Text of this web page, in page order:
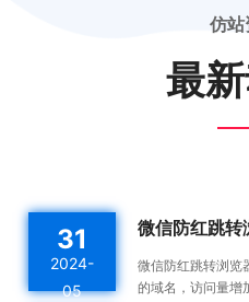
仿站
最
31
2024-
05
微信防红跳转
微信防红跳转浏览
的域名，访问量增